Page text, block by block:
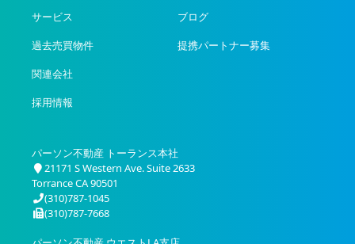
サービス
過去売買物件
関連会社
採用情報
ブログ
提携パートナー募集
パーソン不動産 トーランス本社
21171 S Western Ave. Suite 2633
Torrance CA 90501
(310)787-1045
(310)787-7668